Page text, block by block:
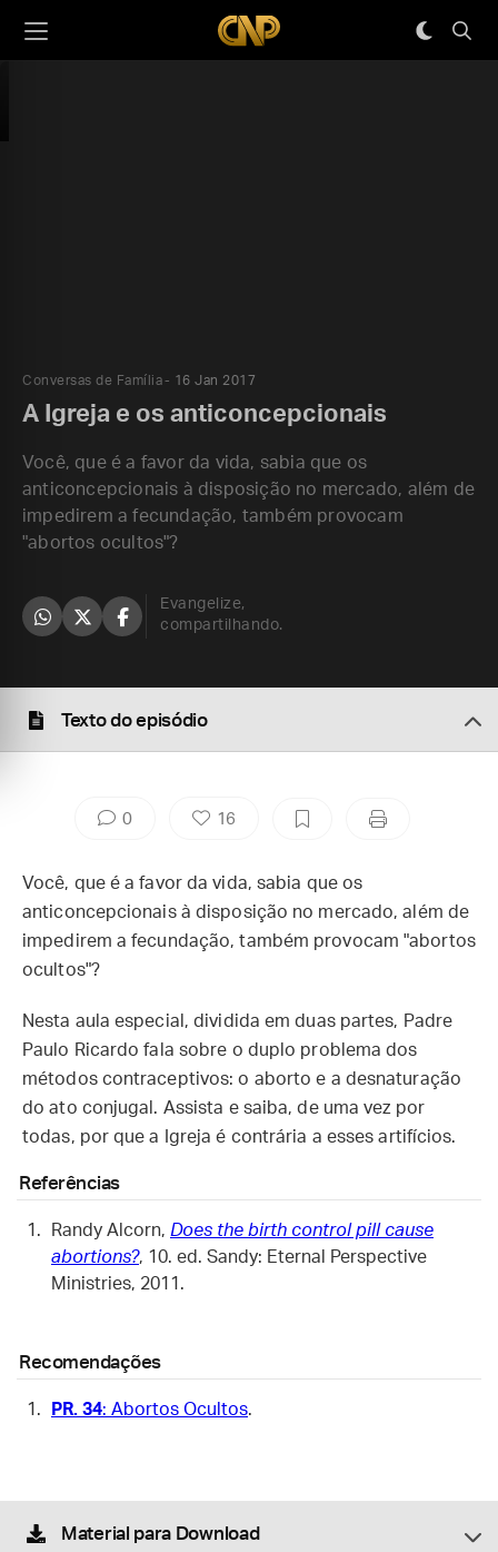
Conversas de Família 16 Jan 2017
A Igreja e os anticoncepcionais
Você, que é a favor da vida, sabia que os
anticoncepcionais à disposição no mercado, além de
impedirem a fecundação, também provocam
"abortos ocultos"?
Evangelize,
compartilhando.
Texto do episódio
0 16
Você, que é a favor da vida, sabia que os
anticoncepcionais à disposição no mercado, além de
impedirem a fecundação, também provocam "abortos
ocultos"?
Nesta aula especial, dividida em duas partes, Padre
Paulo Ricardo fala sobre o duplo problema dos
métodos contraceptivos: o aborto e a desnaturação
do ato conjugal. Assista e saiba, de uma vez por
todas, por que a Igreja é contrária a esses artifícios.
Referências
Randy Alcorn, Does the birth control pill cause
abortions?, 10. ed. Sandy: Eternal Perspective
Ministries, 2011.
Recomendações
PR. 34: Abortos Ocultos.
Material para Download